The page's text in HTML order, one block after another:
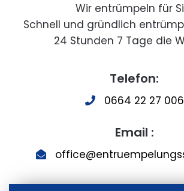
Wir entrümpeln für
Schnell und gründlich
24 Stunden 7 Tage die
Telefon:
0664 22 27 006
Email :